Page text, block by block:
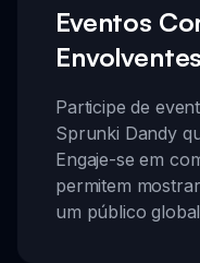
Eventos
Envolventes
Participe de
Sprunki Dandy
Engaje-se em
permitem
um público